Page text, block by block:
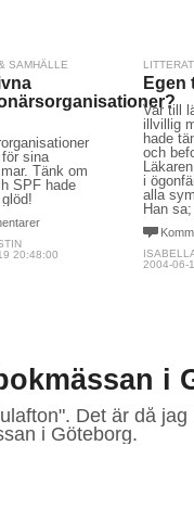
SAMHÄLLE
sina
Tänk om
SPF hade
20:48:00
Egen
Var till
illvillig
hade
och
i
alla
Han sa;
2004-06-
i
Det är då jag
i Göteborg.